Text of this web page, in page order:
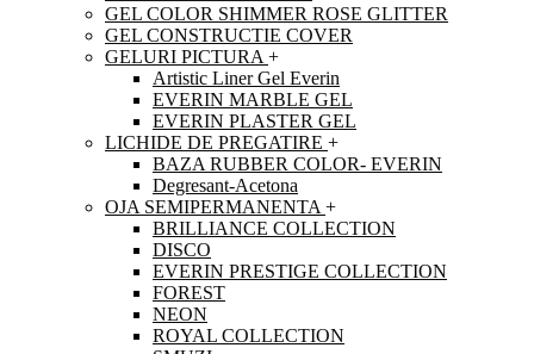
GEL COLOR SHIMMER ROSE GLITTER
GEL CONSTRUCTIE COVER
GELURI PICTURA +
Artistic Liner Gel Everin
EVERIN MARBLE GEL
EVERIN PLASTER GEL
LICHIDE DE PREGATIRE +
BAZA RUBBER COLOR- EVERIN
Degresant-Acetona
OJA SEMIPERMANENTA +
BRILLIANCE COLLECTION
DISCO
EVERIN PRESTIGE COLLECTION
FOREST
NEON
ROYAL COLLECTION